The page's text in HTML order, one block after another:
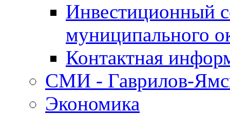
Инвестиционный
муниципального
Контактная
СМИ - Гаврилов-
Экономика